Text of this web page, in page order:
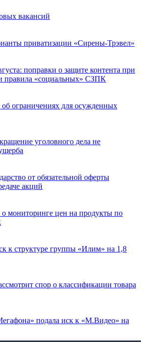
вакансий
приватизации «Сирены-Трэвел»
поправки о защите контента при
правила «социальных» СЗПК
ограничениях для осужденных
уголовного дела не
от обязательной оферты
акций
мониторинге цен на продукты по
к структуре группы «Илим» на 1,8
спор о классификации товара
подала иск к «М.Видео» на